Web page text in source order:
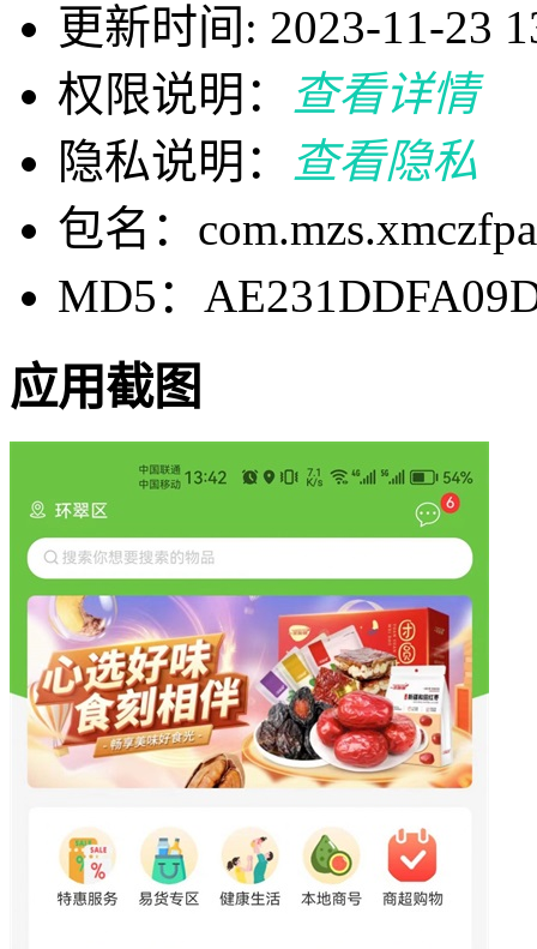
更新时间: 2023-11-23
权限说明：
查看详情
隐私说明：
查看隐私
包名：
MD5：
应用截图